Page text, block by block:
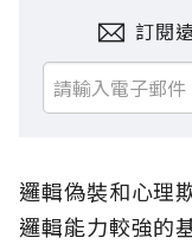
訂閱
邏輯偽裝和心理
邏輯能力較強的